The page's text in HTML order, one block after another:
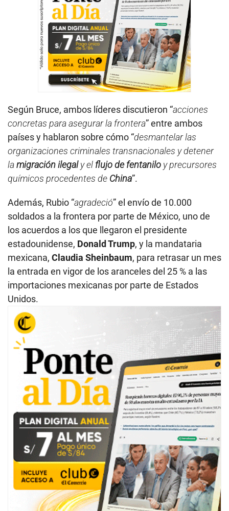
Según Bruce, ambos líderes discutieron “acciones
concretas para asegurar la frontera” entre ambos
países y hablaron sobre cómo “desmantelar las
organizaciones criminales transnacionales y detener
lamigración ilegaly el flujo de fentanilo y precursores
químicos procedentes de China”.
Además, Rubio “agradeció” el envío de 10.000
soldados a la frontera por parte de México, uno de
los acuerdos a los que llegaron el presidente
estadounidense, Donald Trump, y la mandataria
mexicana, Claudia Sheinbaum, para retrasar un mes
la entrada en vigor de los aranceles del 25 % a las
importaciones mexicanas por parte de Estados
Unidos.